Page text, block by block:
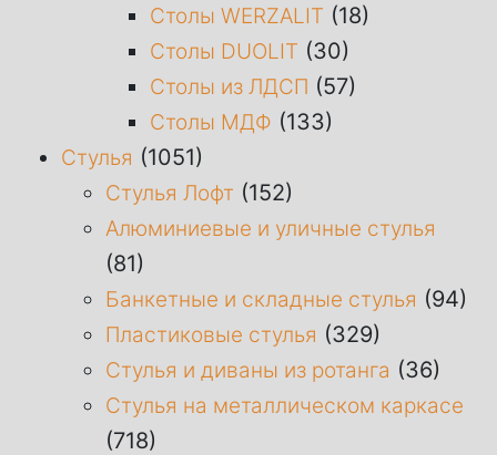
Столы WERZALIT (18)
Столы DUOLIT (30)
Столы из ЛДСП (57)
Столы МДФ (133)
Стулья (1051)
Стулья Лофт (152)
Алюминиевые и уличные стулья
(81)
Банкетные и складные стулья (94)
Пластиковые стулья (329)
Стулья и диваны из ротанга (36)
Стулья на металлическом каркасе
(718)